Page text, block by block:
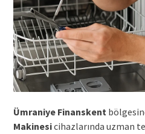
Ümraniye Finanskent
Makinesicihazlarında uzman